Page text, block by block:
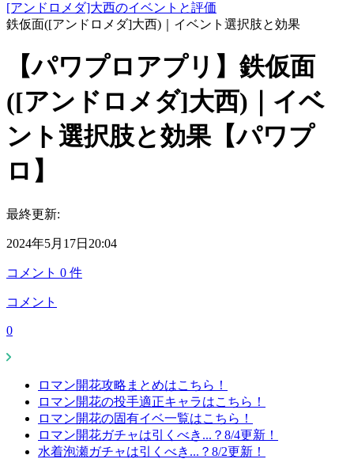
[アンドロメダ]大西のイベントと評価
鉄仮面([アンドロメダ]大西)｜イベント選択肢と効果
【パワプロアプリ】鉄仮面
([アンドロメダ]大西)｜イベ
ント選択肢と効果【パワプ
ロ】
最終更新:
2024年5月17日20:04
コメント 0 件
コメント
0
ロマン開花攻略まとめはこちら！
ロマン開花の投手適正キャラはこちら！
ロマン開花の固有イベ一覧はこちら！
ロマン開花ガチャは引くべき...？8/4更新！
水着泡瀬ガチャは引くべき...？8/2更新！